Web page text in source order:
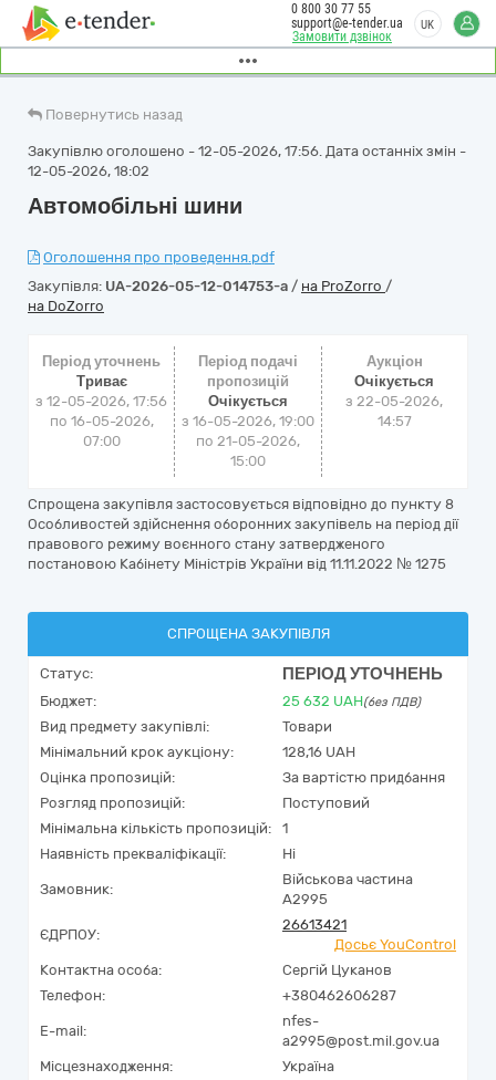
Замовити дзвінок
0 800 30 77 55
support@e-tender.ua
UK
Повернутись назад
Закупівлю оголошено - 12-05-2026, 17:56. Дата останніх змін -
12-05-2026, 18:02
Автомобільні шини
Оголошення про проведення.pdf
Закупівля: UA-2026-05-12-014753-a / на ProZorro /
на DoZorro
Період уточнень
Триває
з 12-05-2026, 17:56
по 16-05-2026,
07:00
Період подачі
пропозицій
Очікується
з 16-05-2026, 19:00
по 21-05-2026,
15:00
Аукціон
Очікується
з22-05-2026,
14:57
Спрощена закупівля застосовується відповідно до пункту 8
Особливостей здійснення оборонних закупівель на період дії
правового режиму воєнного стану затвердженого
постановою Кабінету Міністрів України від 11.11.2022 № 1275
СПРОЩЕНА ЗАКУПІВЛЯ
Статус: ПЕРІОД УТОЧНЕНЬ
Бюджет: 25 632 UAH(без ПДВ)
Вид предмету закупівлі:
Товари
Мінімальний крок аукціону:
128,16 UAH
Оцінка пропозицій:
За вартістю придбання
Розгляд пропозицій:
Поступовий
Мінімальна кількість пропозицій:
1
Наявність прекваліфікації:
Ні
Замовник:
Військова частина
А2995
ЄДРПОУ:
26613421
Досьє YouControl
Контактна особа:
Сергій Цуканов
Телефон:
+380462606287
E-mail:
nfes-
a2995@post.mil.gov.ua
Місцезнаходження:
Україна